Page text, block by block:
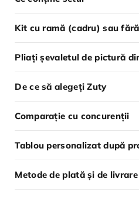
Kit cu ramă (cadru) sau fără
Pliați șevaletul de pictură
De ce să alegeți Zuty
Comparație cu concurenții
Tablou personalizat după
Metode de plată și de